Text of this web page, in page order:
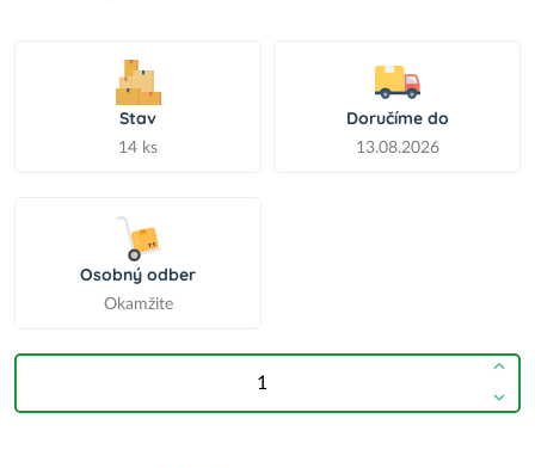
Stav
14 ks
Doručíme do
13.08.2026
Osobný odber
Okamžite